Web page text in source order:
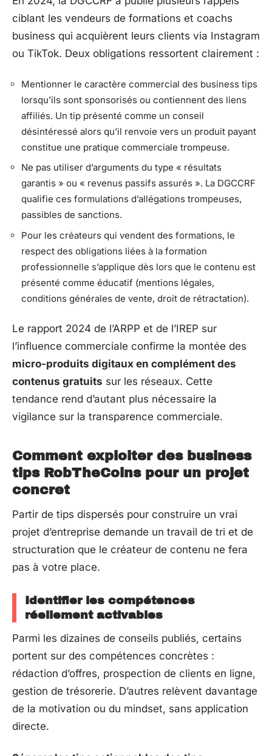
ciblant les vendeurs de formations et coachs
business qui acquièrent leurs clients via Instagram
ou TikTok. Deux obligations ressortent clairement :
Mentionner le caractère commercial des business tips
lorsqu’ils sont sponsorisés ou contiennent des liens
affiliés. Un tip présenté comme un conseil
désintéressé alors qu’il renvoie vers un produit payant
constitue une pratique commerciale trompeuse.
Ne pas utiliser d’arguments du type « résultats
garantis » ou « revenus passifs assurés ». La DGCCRF
qualifie ces formulations d’allégations trompeuses,
passibles de sanctions.
Pour les créateurs qui vendent des formations, le
respect des obligations liées à la formation
professionnelle s’applique dès lors que le contenu est
présenté comme éducatif (mentions légales,
conditions générales de vente, droit de rétractation).
Le rapport 2024 de l’ARPP et de l’IREP sur
l’influence commerciale confirme la montée des
micro-produits digitaux en complément des
contenus gratuits sur les réseaux. Cette
tendance rend d’autant plus nécessaire la
vigilance sur la transparence commerciale.
Comment exploiter des business
tips RobTheCoins pour un projet
concret
Partir de tips dispersés pour construire un vrai
projet d’entreprise demande un travail de tri et de
structuration que le créateur de contenu ne fera
pas à votre place.
Identifier les compétences
réellement activables
Parmi les dizaines de conseils publiés, certains
portent sur des compétences concrètes :
rédaction d’offres, prospection de clients en ligne,
gestion de trésorerie. D’autres relèvent davantage
de la motivation ou du mindset, sans application
directe.